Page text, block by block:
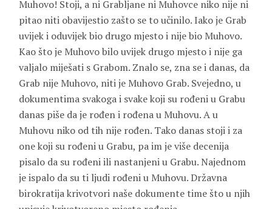
Muhovo! Stoji, a ni Grabljane ni Muhovce niko nije ni
pitao niti obavijestio zašto se to učinilo. Iako je Grab
uvijek i oduvijek bio drugo mjesto i nije bio Muhovo.
Kao što je Muhovo bilo uvijek drugo mjesto i nije ga
valjalo miješati s Grabom. Znalo se, zna se i danas, da
Grab nije Muhovo, niti je Muhovo Grab. Svejedno, u
dokumentima svakoga i svake koji su rođeni u Grabu
danas piše da je rođen i rođena u Muhovu. A u
Muhovu niko od tih nije rođen. Tako danas stoji i za
one koji su rođeni u Grabu, pa im je više decenija
pisalo da su rođeni ili nastanjeni u Grabu. Najednom
je ispalo da su ti ljudi rođeni u Muhovu. Državna
birokratija krivotvori naše dokumente time što u njih